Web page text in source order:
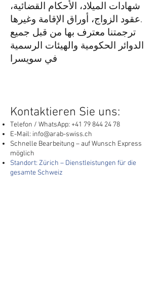
شهادات الميلاد، الأحكام القضائية،
عقود الزواج، أوراق الإقامة وغيرها.
ترجمتنا معترف بها من قبل جميع
الدوائر الحكومية والهيئات الرسمية
في سويسرا
Kontaktieren Sie uns:
Telefon / WhatsApp: +41 79 844 24 78
E-Mail: info@arab-swiss.ch
Schnelle Bearbeitung – auf Wunsch Express
möglich
Standort: Zürich – Dienstleistungen für die
gesamte Schweiz